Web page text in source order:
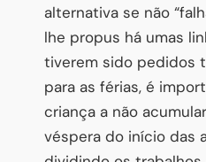
alternativa se não
lhe propus há umas
tiverem sido pedidos
para as férias, é
criança a não
véspera do início das